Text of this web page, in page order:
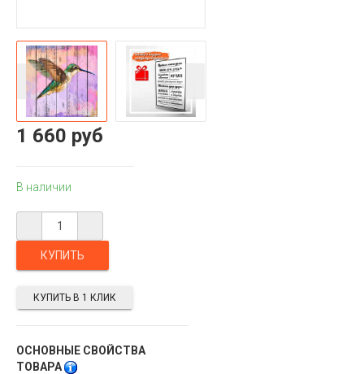
1 660 руб
В наличии
ОСНОВНЫЕ СВОЙСТВА
ТОВАРА
КУПИТЬ В 1 КЛИК